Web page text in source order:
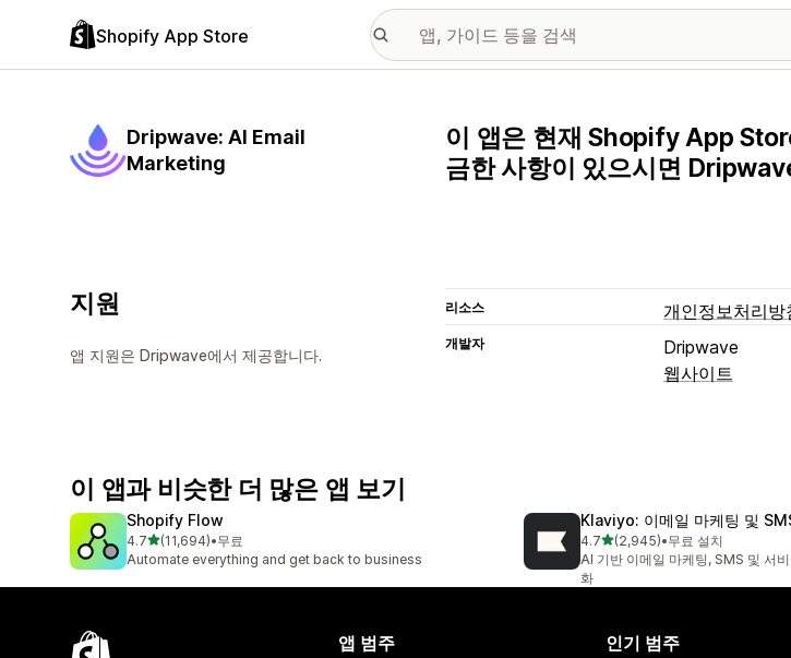
Shopify App Store
Dripwave: AI Email
Marketing
이 앱은 현재 Shopify App
금한 사항이 있으시면
지원
앱 지원은 Dripwave에서 제공합니다.
리소스 개인정보처리방
개발자
Dripwave
웹사이트
이 앱과 비슷한 더 많은 앱 보기
Shopify Flow
4.7별 5개 중
(11,694)
총 리뷰 11694개
•무료
Automate everything and get back to business
Klaviyo: 이메일 마케팅 및
4.7별 5개 중
(2,945)
총 리뷰 2945개
•무료 설치
AI 기반 이메일 마케팅, SMS 및 서
화
앱 범주 인기 범주